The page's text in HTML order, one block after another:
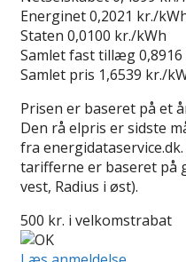
Energinet0,2021 kr./
Staten 0,0100 kr./kWh
Samlet fast tillæg
Samlet pris 1,6539 kr./
Prisen er baseret på et
Den rå elpris er sidste
fra
tarifferne er baseret på
vest, Radius i øst).
500 kr. i velkomstrabat